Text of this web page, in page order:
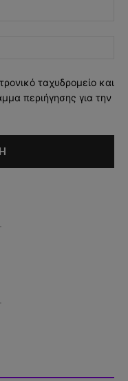
ταχυδρομείο και
περιήγησης για την